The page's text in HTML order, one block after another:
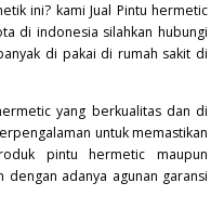
ini? kami Jual Pintu hermetic
di indonesia silahkan hubungi
di pakai di rumah sakit di
yang berkualitas dan di
untuk memastikan
pintu hermetic maupun
adanya agunan garansi